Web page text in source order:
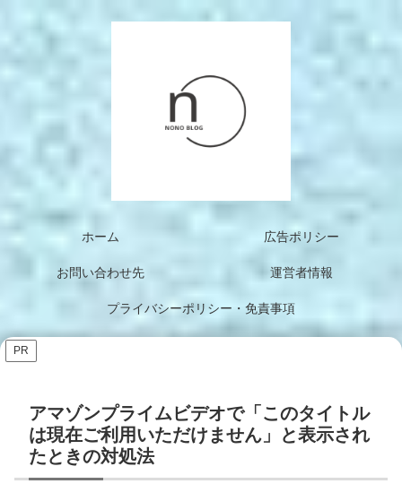
ホーム 広告ポリシー
お問い合わせ先 運営者情報
プライバシーポリシー・免責事項
PR
アマゾンプライムビデオで「このタイトル
は現在ご利用いただけません」と表示され
たときの対処法